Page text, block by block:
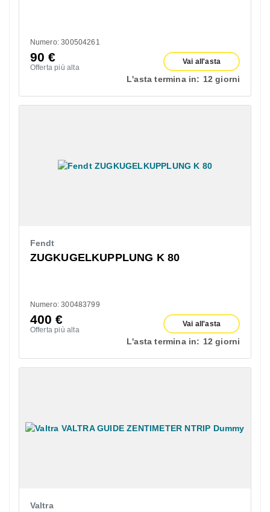
Numero: 300504261
90€
Offerta più alta
Vai all'asta
L'asta termina in: 12 giorni
Fendt
ZUGKUGELKUPPLUNG K 80
Numero: 300483799
400€
Offerta più alta
Vai all'asta
L'asta termina in: 12 giorni
Valtra